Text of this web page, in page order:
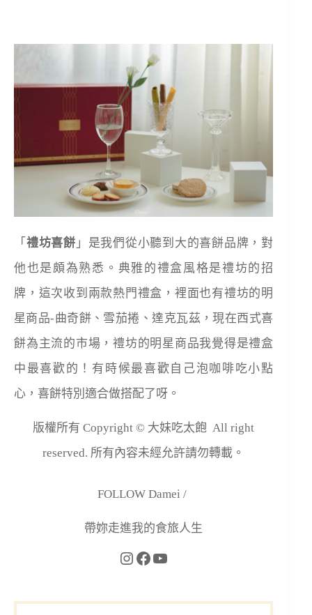
「 禮坊喜餅 」是我們從小聽到大的喜餅品牌，對
他也是頗為熟悉。典雅的禮盒風格是禮坊的招
牌，這次收到兩款熱門禮盒，裡面也有禮坊的明
星商品-曲奇餅、雪茄捲、達克瓦茲，現在西式喜
餅為主流的市場，禮坊的明星商品我覺得是禮盒
中最喜歡的！有時候最喜歡自己泡咖啡吃小點
心，喜餅特別適合做搭配了呀。
版權所有 Copyright © 大妹吃太飽 All right
reserved. 所有內容未經允許請勿轉載。
FOLLOW Damei /
帶妳走進我的食旅人生